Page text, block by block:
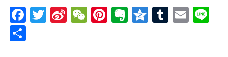
Facebook
Twitter
SinaWeChat
Pinterest
Evernote
Qzone
Tumblr